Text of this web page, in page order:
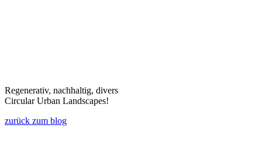
Regenerativ, nachhaltig, divers
Circular Urban Landscapes!
zurück zum blog